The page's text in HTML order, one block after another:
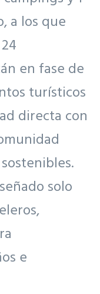
a los que
en fase de
turísticos
directa con
solo
e